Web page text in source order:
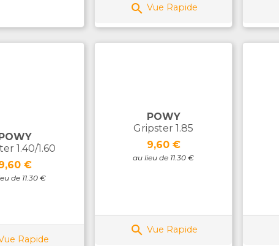
 Vue Rapide
1.40/1.60
€
de 11.30 €
Rapide
POWY
Gripster 1.85
Prix
9,60 €
au lieu de 11.30 €
 Vue Rapide